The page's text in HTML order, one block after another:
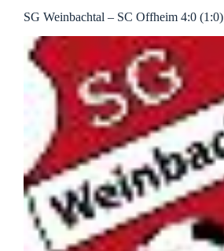
SG Weinbachtal – SC Offheim 4:0 (1:0)